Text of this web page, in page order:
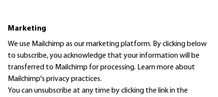
Marketing
We use Mailchimp as our marketing platform. By clicking below
to subscribe, you acknowledge that your information will be
transferred to Mailchimp for processing. Learn moreabout
Mailchimp's privacy practices.
You can unsubscribe at any time by clicking the link in the